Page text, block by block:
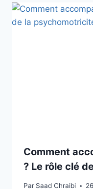
Comment
? Le rôle clé
Par Saad Chraibi